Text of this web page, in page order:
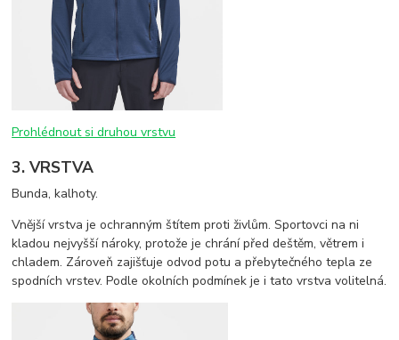
Prohlédnout si druhou vrstvu
3. VRSTVA
Bunda, kalhoty.
Vnější vrstva je ochranným štítem proti živlům. Sportovci na ni
kladou nejvyšší nároky, protože je chrání před deštěm, větrem i
chladem. Zároveň zajišťuje odvod potu a přebytečného tepla ze
spodních vrstev. Podle okolních podmínek je i tato vrstva volitelná.